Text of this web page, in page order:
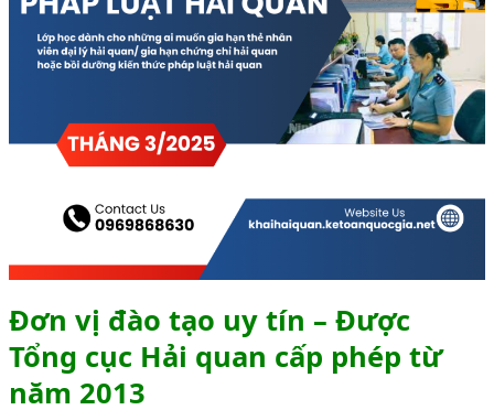
Đơn vị đào tạo uy tín – Được
Tổng cục Hải quan cấp phép từ
năm 2013